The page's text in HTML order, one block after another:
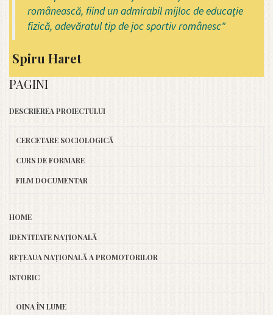
românească, fiind un admirabil mijloc de educație
fizică, adevăratul tip de joc sportiv românesc"
Spiru Haret
PAGINI
DESCRIEREA PROIECTULUI
CERCETARE SOCIOLOGICĂ
CURS DE FORMARE
FILM DOCUMENTAR
HOME
IDENTITATE NAȚIONALĂ
REȚEAUA NAȚIONALĂ A PROMOTORILOR
ISTORIC
OINA ÎN LUME